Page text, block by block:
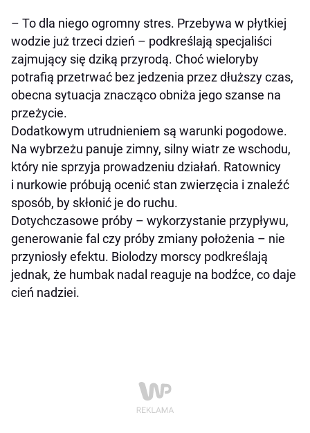
– To dla niego ogromny stres. Przebywa w płytkiej
wodzie już trzeci dzień – podkreślają specjaliści
zajmujący się dziką przyrodą. Choć wieloryby
potrafią przetrwać bez jedzenia przez dłuższy czas,
obecna sytuacja znacząco obniża jego szanse na
przeżycie.
Dodatkowym utrudnieniem są warunki pogodowe.
Na wybrzeżu panuje zimny, silny wiatr ze wschodu,
który nie sprzyja prowadzeniu działań. Ratownicy
i nurkowie próbują ocenić stan zwierzęcia i znaleźć
sposób, by skłonić je do ruchu.
Dotychczasowe próby – wykorzystanie przypływu,
generowanie fal czy próby zmiany położenia – nie
przyniosły efektu. Biolodzy morscy podkreślają
jednak, że humbak nadal reaguje na bodźce, co daje
cień nadziei.